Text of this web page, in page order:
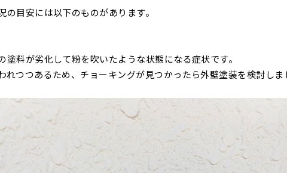
目安には以下のものがあります。
塗料が劣化して粉を吹いたような状態になる症状です。
れつつあるため、チョーキングが見つかったら外壁塗装を検討しま